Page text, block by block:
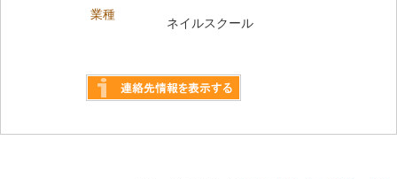
業種
ネイルスクール